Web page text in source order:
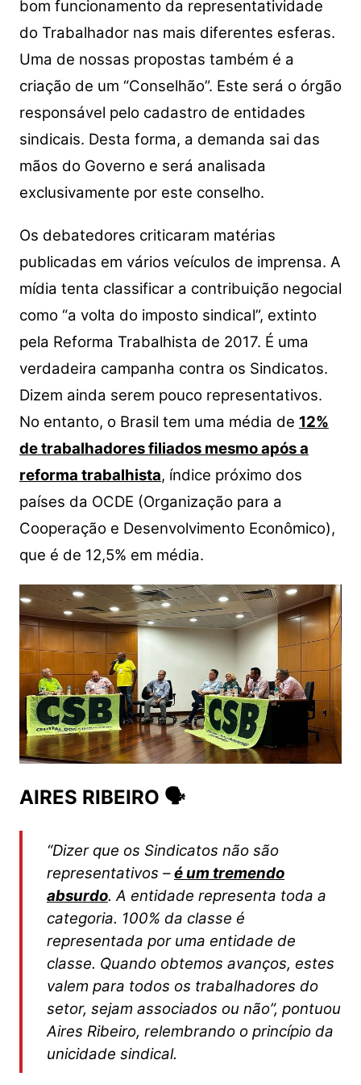
bom funcionamento da representatividade
do Trabalhador nas mais diferentes esferas.
Uma de nossas propostas também é a
criação de um “Conselhão”. Este será o órgão
responsável pelo cadastro de entidades
sindicais. Desta forma, a demanda sai das
mãos do Governo e será analisada
exclusivamente por este conselho.
Os debatedores criticaram matérias
publicadas em vários veículos de imprensa. A
mídia tenta classificar a contribuição negocial
como “a volta do imposto sindical”, extinto
pela Reforma Trabalhista de 2017. É uma
verdadeira campanha contra os Sindicatos.
Dizem ainda serem pouco representativos.
No entanto, o Brasil tem uma média de 12%
de trabalhadores filiados mesmo após a
reforma trabalhista, índice próximo dos
países da OCDE (Organização para a
Cooperação e Desenvolvimento Econômico),
que é de 12,5% em média.
AIRES RIBEIRO 🗣
“Dizer que os Sindicatos não são
representativos –é um tremendo
absurdo. A entidade representa toda a
categoria. 100% da classe é
representada por uma entidade de
classe. Quando obtemos avanços, estes
valem para todos os trabalhadores do
setor, sejam associados ou não”, pontuou
Aires Ribeiro, relembrando o princípio da
unicidade sindical.